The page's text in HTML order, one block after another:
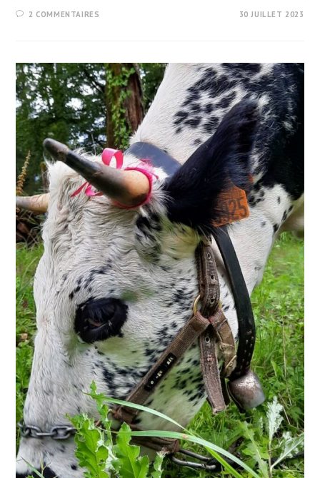
2 COMMENTAIRES 30 JUILLET 2023